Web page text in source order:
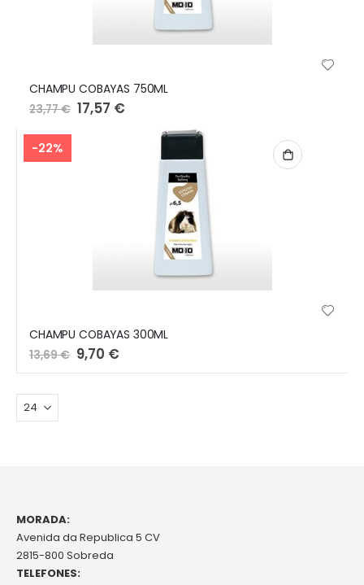
CHAMPU COBAYAS 750ML
23,77 € Preço
Especial
17,57 €
-22%
CHAMPU COBAYAS 300ML
13,69 € Preço
Especial
9,70 €
MORADA:
Avenida da Republica 5 CV
2815-800 Sobreda
TELEFONES: